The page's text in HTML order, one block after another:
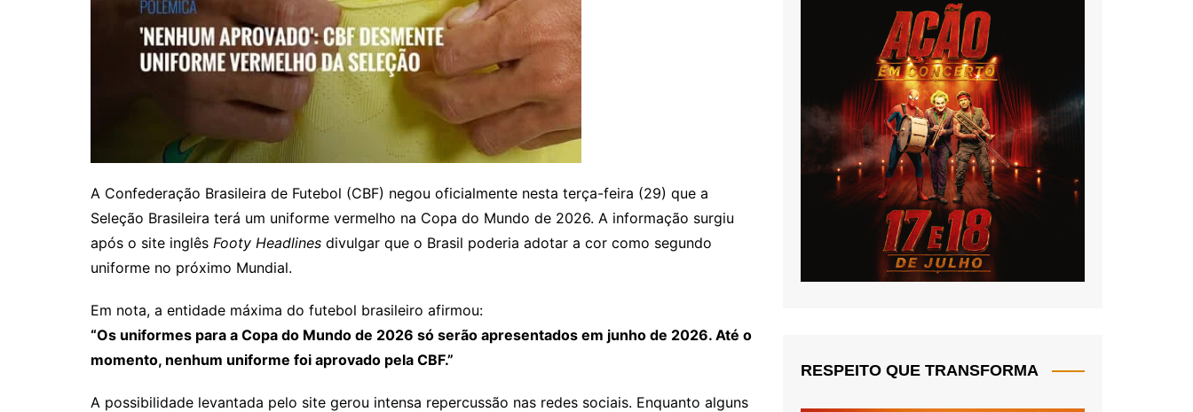
A Confederação Brasileira de Futebol (CBF) negou oficialmente nesta terça-feira (29) que a
Seleção Brasileira terá um uniforme vermelho na Copa do Mundo de 2026. A informação surgiu
após o site inglês Footy Headlines divulgar que o Brasil poderia adotar a cor como segundo
uniforme no próximo Mundial.
Em nota, a entidade máxima do futebol brasileiro afirmou:
“Os uniformes para a Copa do Mundo de 2026 só serão apresentados em junho de 2026. Até o
momento, nenhum uniforme foi aprovado pela CBF.”
A possibilidade levantada pelo site gerou intensa repercussão nas redes sociais. Enquanto alguns
RESPEITO QUE TRANSFORMA